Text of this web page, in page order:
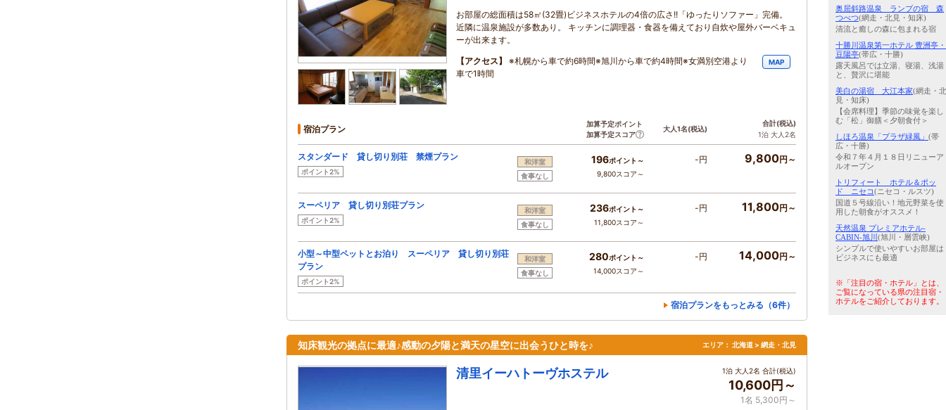
お部屋の総面積は58㎡(32畳)ビジネスホテルの4倍の広さ!!「ゆったりソファー」完備。
近隣に温泉施設が多数あり。 キッチンに調理器・食器を備えており自炊や屋外バーベキュ
ーが出来ます。
【アクセス】
※札幌から車で約6時間※旭川から車で約4時間※女満別空港より
車で1時間
MAP
宿泊プラン
加算予定ポイント
加算予定スコア
大人1名(税込)
合計(税込)
1泊 大人2名
スタンダード 貸し切り別荘 禁煙プラン
ポイント2%
和洋室
食事なし
196ポイント～
9,800スコア～
-円 9,800円～
スーペリア 貸し切り別荘プラン
ポイント2%
和洋室
食事なし
236ポイント～
11,800スコア～
-円 11,800円～
小型～中型ペットとお泊り スーペリア 貸し切り別荘
プラン
ポイント2%
和洋室
食事なし
280ポイント～
14,000スコア～
-円 14,000円～
宿泊プランをもっとみる（6件）
知床観光の拠点に最適♪感動の夕陽と満天の星空に出会うひと時を♪ エリア： 北海道 > 網走・北見
清里イーハトーヴホステル 1泊 大人2名 合計(税込)
10,600円～
1名 5,300円～
奥屈斜路温泉 ランプの宿 森
つべつ(網走・北見・知床)
清流と癒しの森に包まれる宿
十勝川温泉第一ホテル 豊洲亭・
豆陽亭(帯広・十勝)
露天風呂では立湯、寝湯、浅湯
と、贅沢に堪能
美白の湯宿 大江本家(網走・北
見・知床)
【会席料理】季節の味覚を楽し
む「松」御膳＜夕朝食付＞
しほろ温泉「プラザ緑風」 (帯
広・十勝)
令和７年４月１８日リニューア
ルオープン
トリフィート ホテル＆ポッ
ド ニセコ(ニセコ・ルスツ)
国道５号線沿い！地元野菜を使
用した朝食がオススメ！
天然温泉 プレミアホテル-
CABIN-旭川 (旭川・層雲峡)
シンプルで使いやすいお部屋は
ビジネスにも最適
※「注目の宿・ホテル」とは、
ご覧になっている県の注目宿・
ホテルをご紹介しております。